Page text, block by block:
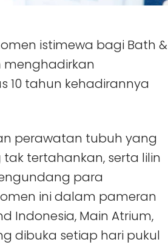
istimewa bagi Bath &
menghadirkan
10 tahun kehadirannya
perawatan tubuh yang
tertahankan, serta lilin
para
ini dalam pameran
Indonesia, Main Atrium,
dibuka setiap hari pukul